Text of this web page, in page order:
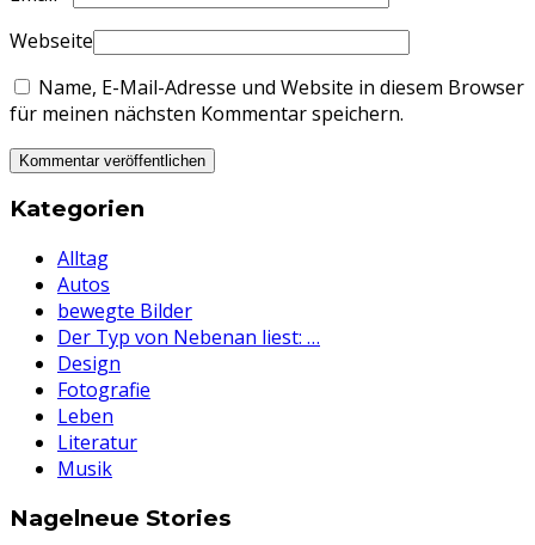
Webseite
Name, E-Mail-Adresse und Website in diesem Browser
für meinen nächsten Kommentar speichern.
Kategorien
Alltag
Autos
bewegte Bilder
Der Typ von Nebenan liest: …
Design
Fotografie
Leben
Literatur
Musik
Nagelneue Stories